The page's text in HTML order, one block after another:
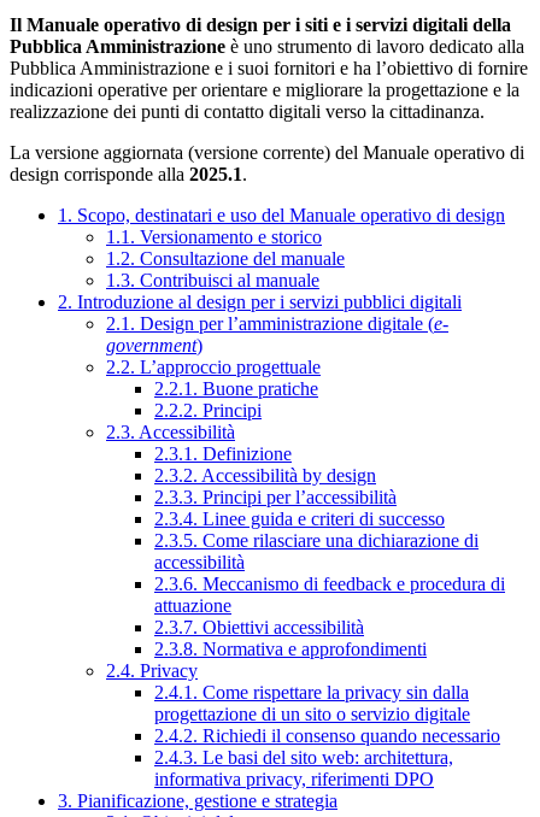
Il Manuale operativo di design per i siti e i servizi digitali della
Pubblica Amministrazione è uno strumento di lavoro dedicato alla
Pubblica Amministrazione e i suoi fornitori e ha l’obiettivo di fornire
indicazioni operative per orientare e migliorare la progettazione e la
realizzazione dei punti di contatto digitali verso la cittadinanza.
La versione aggiornata (versione corrente) del Manuale operativo di
design corrisponde alla 2025.1.
1. Scopo, destinatari e uso del Manuale operativo di design
1.1. Versionamento e storico
1.2. Consultazione del manuale
1.3. Contribuisci al manuale
2. Introduzione al design per i servizi pubblici digitali
2.1. Design per l’amministrazione digitale (e-
government)
2.2. L’approccio progettuale
2.2.1. Buone pratiche
2.2.2. Principi
2.3. Accessibilità
2.3.1. Definizione
2.3.2. Accessibilità by design
2.3.3. Principi per l’accessibilità
2.3.4. Linee guida e criteri di successo
2.3.5. Come rilasciare una dichiarazione di
accessibilità
2.3.6. Meccanismo di feedback e procedura di
attuazione
2.3.7. Obiettivi accessibilità
2.3.8. Normativa e approfondimenti
2.4. Privacy
2.4.1. Come rispettare la privacy sin dalla
progettazione di un sito o servizio digitale
2.4.2. Richiedi il consenso quando necessario
2.4.3. Le basi del sito web: architettura,
informativa privacy, riferimenti DPO
3. Pianificazione, gestione e strategia